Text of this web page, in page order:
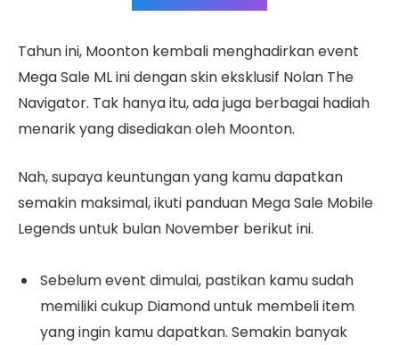
Tahun ini, Moonton kembali menghadirkan event
Mega Sale ML ini dengan skin eksklusif Nolan The
Navigator. Tak hanya itu, ada juga berbagai hadiah
menarik yang disediakan oleh Moonton.
Nah, supaya keuntungan yang kamu dapatkan
semakin maksimal, ikuti panduan Mega Sale Mobile
Legends untuk bulan November berikut ini.
Sebelum event dimulai, pastikan kamu sudah
memiliki cukup Diamond untuk membeli item
yang ingin kamu dapatkan. Semakin banyak